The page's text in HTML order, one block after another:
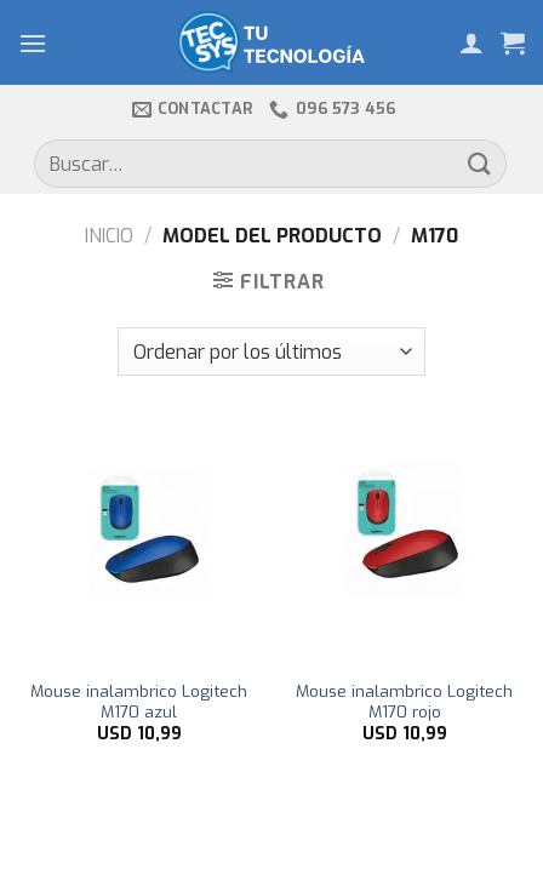
CONTACTAR 096 573 456
Buscar
por:
INICIO / MODEL DEL PRODUCTO / M170
FILTRAR
Mouse inalambrico Logitech
M170 azul
USD 10,99
Mouse inalambrico Logitech
M170 rojo
USD 10,99